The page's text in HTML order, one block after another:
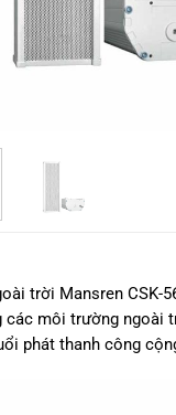
trời Mansren CSK-
các môi trường ngoài
phát thanh công